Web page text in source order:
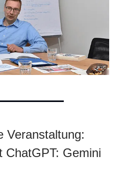
Veranstaltung:
ChatGPT: Gemini